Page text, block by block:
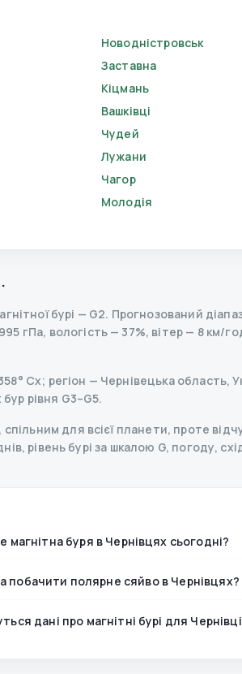
Новодністровськ
Заставна
Кіцмань
Вашківці
Чудей
Лужани
Чагор
Молодія
бурі — G2. Прогнозований
гПа, вологість — 37%, вітер — 8 км/
Сх; регіон — Чернівецька
рівня G3–G5.
для всієї планети, проте
рівень бурі за шкалою G, погоду,
магнітна буря в Чернівцях сьогодні?
побачити полярне сяйво в Чернівцях?
дані про магнітні бурі для